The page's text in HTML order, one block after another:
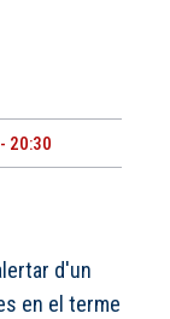
20:30
d'un
en el terme